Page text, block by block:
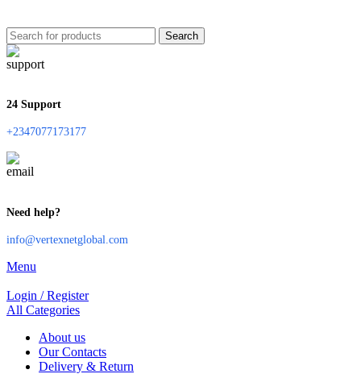
Search
24 Support
+2347077173177
Need help?
info@vertexnetglobal.com
Menu
Login / Register
All Categories
About us
Our Contacts
Delivery & Return